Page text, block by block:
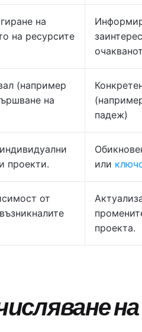
на
на ресурсите
(например
на
падеж)
проекти.
или
от
проекта.
на